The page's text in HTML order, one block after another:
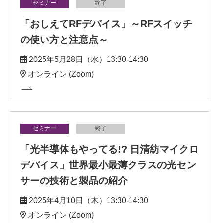
セミナー 終了
「おしえてRFデバイス」～RFスイッチ
の使い方と注意点～
2025年5月28日（水）13:30-14:30
オンライン (Zoom)
セミナー 終了
「光半導体もやってる!? 日清紡マイクロ
デバイス」世界最小最薄クラスの光セン
サーの技術と製品の紹介
2025年4月10日（木）13:30-14:30
オンライン (Zoom)